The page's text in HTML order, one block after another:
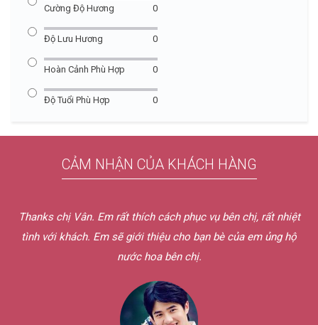
Cường Độ Hương 0
Độ Lưu Hương 0
Hoàn Cảnh Phù Hợp 0
Độ Tuổi Phù Hợp 0
CẢM NHẬN CỦA KHÁCH HÀNG
Thanks chị Vân. Em rất thích cách phục vụ bên chị, rất nhiệt
tình với khách. Em sẽ giới thiệu cho bạn bè của em ủng hộ
nước hoa bên chị.